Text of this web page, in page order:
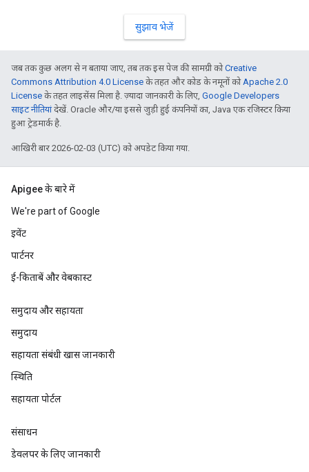
सुझाव भेजें
जब तक कुछ अलग से न बताया जाए, तब तक इस पेज की सामग्री कोCreative
Commons Attribution 4.0 License के तहत और कोड के नमूनों कोApache 2.0
License के तहत लाइसेंस मिला है. ज़्यादा जानकारी के लिए, Google Developers
साइट नीतियांदेखें. Oracle और/या इससे जुड़ी हुई कंपनियों का, Java एक रजिस्टर किया
हुआ ट्रेडमार्क है.
आखिरी बार 2026-02-03 (UTC) को अपडेट किया गया.
Apigee के बारे में
We're part of Google
इवेंट
पार्टनर
ई-किताबें और वेबकास्ट
समुदाय और सहायता
समुदाय
सहायता संबंधी खास जानकारी
स्थिति
सहायता पोर्टल
संसाधन
डेवलपर के लिए जानकारी